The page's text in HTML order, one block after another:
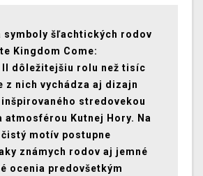
symboly šľachtických rodov
Kingdom Come:
II dôležitejšiu rolu než tisíc
z nich vychádza aj dizajn
stredovekou
atmosférou Kutnej Hory. Na
motív postupne
známych rodov aj jemné
ocenia predovšetkým